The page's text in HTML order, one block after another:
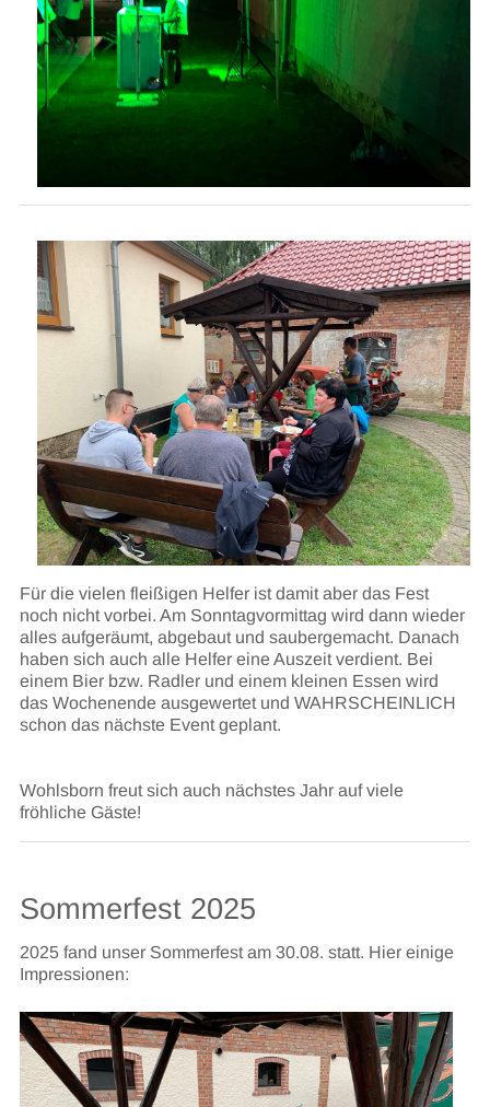
Für die vielen fleißigen Helfer ist damit aber das Fest
noch nicht vorbei. Am Sonntagvormittag wird dann wieder
alles aufgeräumt, abgebaut und saubergemacht. Danach
haben sich auch alle Helfer eine Auszeit verdient. Bei
einem Bier bzw. Radler und einem kleinen Essen wird
das Wochenende ausgewertet und WAHRSCHEINLICH
schon das nächste Event geplant.
Wohlsborn freut sich auch nächstes Jahr auf viele
fröhliche Gäste!
Sommerfest 2025
2025 fand unser Sommerfest am 30.08. statt. Hier einige
Impressionen: